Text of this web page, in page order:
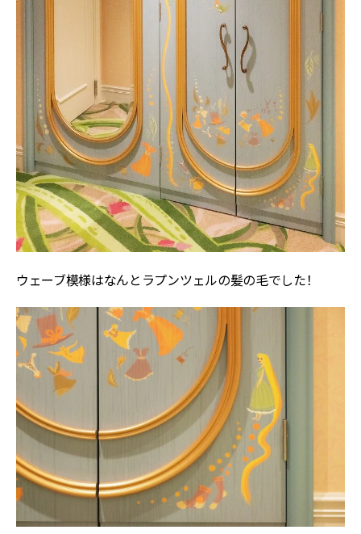
ウェーブ模様はなんとラプンツェルの髪の毛でした！